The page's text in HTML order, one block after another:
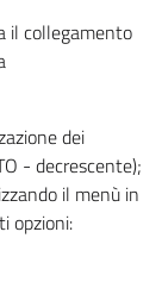
il collegamento
dei
- decrescente);
il menù in
opzioni: